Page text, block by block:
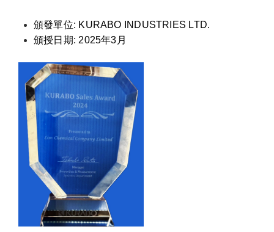
頒發單位: KURABO INDUSTRIES LTD.
頒授日期: 2025年3月